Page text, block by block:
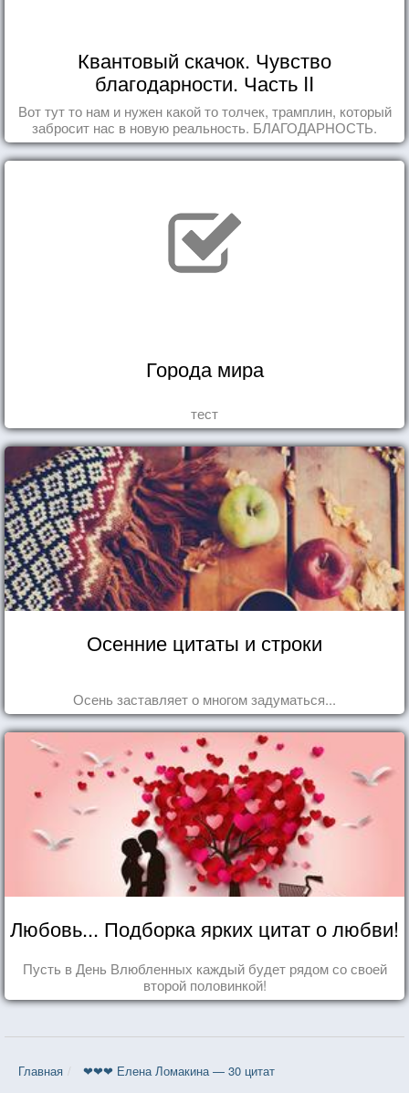
Квантовый скачок. Чувство
благодарности. Часть II
Вот тут то нам и нужен какой то толчек, трамплин, который
забросит нас в новую реальность. БЛАГОДАРНОСТЬ.
Города мира
тест
Осенние цитаты и строки
Осень заставляет о многом задуматься...
Любовь... Подборка ярких цитат о любви!
Пусть в День Влюбленных каждый будет рядом со своей
второй половинкой!
Главная ❤❤❤ Елена Ломакина — 30 цитат